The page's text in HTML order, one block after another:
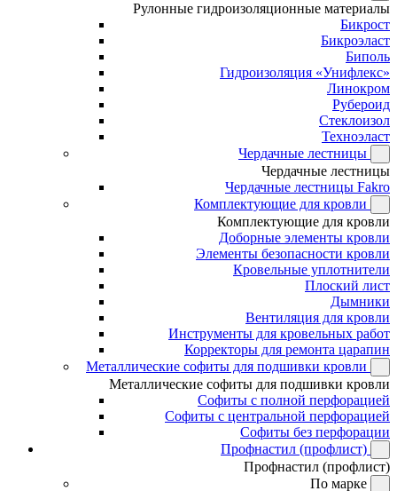
Рулонные гидроизоляционные материалы
Бикрост
Бикроэласт
Биполь
Гидроизоляция «Унифлекс»
Линокром
Рубероид
Стеклоизол
Техноэласт
Чердачные лестницы
Чердачные лестницы
Чердачные лестницы Fakro
Комплектующие для кровли
Комплектующие для кровли
Доборные элементы кровли
Элементы безопасности кровли
Кровельные уплотнители
Плоский лист
Дымники
Вентиляция для кровли
Инструменты для кровельных работ
Корректоры для ремонта царапин
Металлические софиты для подшивки кровли
Металлические софиты для подшивки кровли
Софиты с полной перфорацией
Софиты с центральной перфорацией
Софиты без перфорации
Профнастил (профлист)
Профнастил (профлист)
По марке